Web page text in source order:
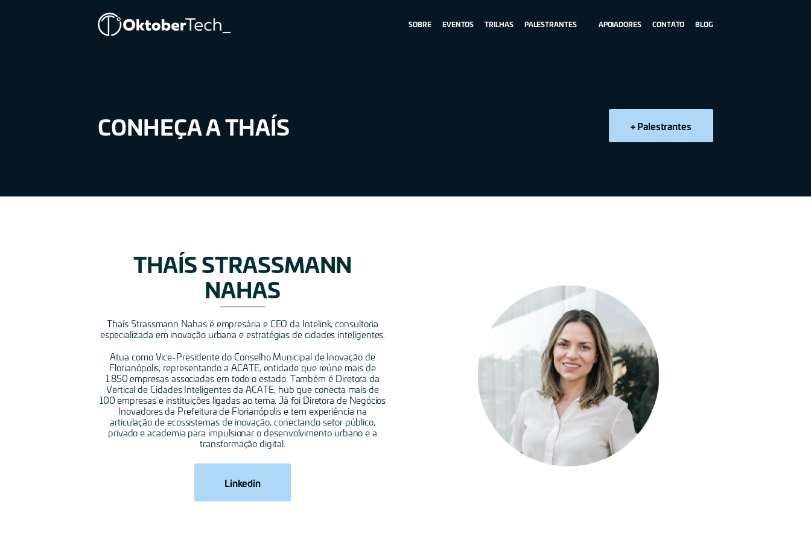
SOBRE EVENTOS TRILHAS PALESTRANTES APOIADORES CONTATO BLOG
CONHEÇA A THAÍS + Palestrantes
THAÍS STRASSMANN
NAHAS
Thaís Strassmann Nahas é empresária e CEO da Intelink, consultoria
especializada em inovação urbana e estratégias de cidades inteligentes.
Atua como Vice-Presidente do Conselho Municipal de Inovação de
Florianópolis, representando a ACATE, entidade que reúne mais de
1.850 empresas associadas em todo o estado. Também é Diretora da
Vertical de Cidades Inteligentes da ACATE, hub que conecta mais de
100 empresas e instituições ligadas ao tema. Já foi Diretora de Negócios
Inovadores da Prefeitura de Florianópolis e tem experiência na
articulação de ecossistemas de inovação, conectando setor público,
privado e academia para impulsionar o desenvolvimento urbano e a
transformação digital.
Linkedin